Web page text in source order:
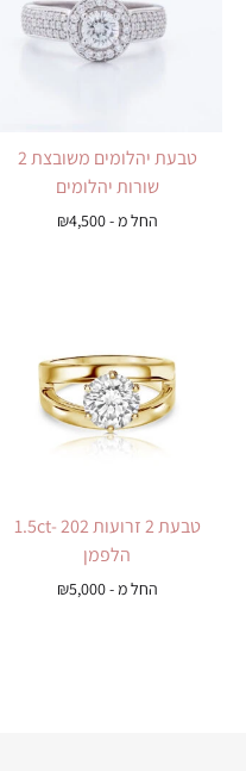
טבעת יהלומים משובצת 2
שורות יהלומים
החל מ - ₪4,500
טבעת 2 זרועות 1.5ct- 202
הלפמן
החל מ - ₪5,000